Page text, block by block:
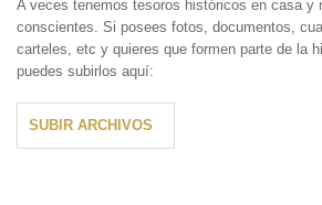
A veces tenemos tesoros históricos en casa y
conscientes. Si posees fotos, documentos,
carteles, etc y quieres que formen parte de la
puedes subirlos aquí:
SUBIR ARCHIVOS